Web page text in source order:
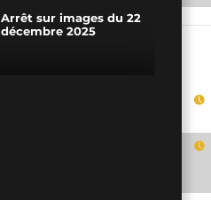
Arrêt sur images du 22
décembre 2025